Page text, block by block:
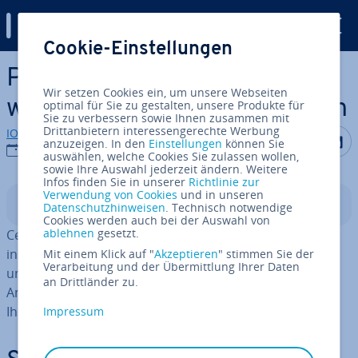
Zum Haupt­in­halt springen
Proxmox: Ceph in nur
wenigen Schritten in­stal­lie­ren
IONOS Redaktion
10.11.2025
Auf Auf
In­halts­ver­zeich­nis
Ceph ist ein ver­teil­tes Spei­cher­sys­tem, das sich nahtlos
in Proxmox in­te­grie­ren lässt und eine hoch­ver­füg­ba­re
und aus­fall­si­che­re Storage-Lösung bietet. In dieser
Anleitung erfahren Sie Schritt für Schritt, wie Sie auf
Ihrem Proxmox-Server ein Ceph-Cluster in­stal­lie­ren.
Cookie-Einstellungen
Wir setzen Cookies ein, um unsere Webseiten
optimal für Sie zu gestalten, unsere Produkte für
Sie zu verbessern sowie Ihnen zusammen mit
Drittanbietern interessengerechte Werbung
anzuzeigen. In den Einstellungen können Sie
auswählen, welche Cookies Sie zulassen wollen,
sowie Ihre Auswahl jederzeit ändern. Weitere
Infos finden Sie in unserer Richtlinie zur
Verwendung von Cookies und in unseren
Datenschutzhinweisen. Technisch notwendige
Cookies werden auch bei der Auswahl von
ablehnen gesetzt.
Mit einem Klick auf "Akzeptieren" stimmen Sie der
Verarbeitung und der Übermittlung Ihrer Daten
an Drittländer zu.
Impressum